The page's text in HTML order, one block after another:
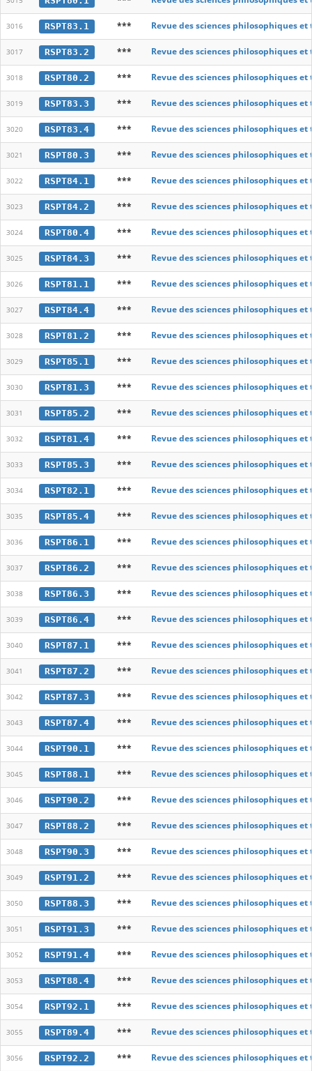
3016 RSPT83.1 *** Revue des sciences philosophiques
3017 RSPT83.2 *** Revue des sciences philosophiques
3018 RSPT80.2 *** Revue des sciences philosophiques
3019 RSPT83.3 *** Revue des sciences philosophiques
3020 RSPT83.4 *** Revue des sciences philosophiques
3021 RSPT80.3 *** Revue des sciences philosophiques
3022 RSPT84.1 *** Revue des sciences philosophiques
3023 RSPT84.2 *** Revue des sciences philosophiques
3024 RSPT80.4 *** Revue des sciences philosophiques
3025 RSPT84.3 *** Revue des sciences philosophiques
3026 RSPT81.1 *** Revue des sciences philosophiques
3027 RSPT84.4 *** Revue des sciences philosophiques
3028 RSPT81.2 *** Revue des sciences philosophiques
3029 RSPT85.1 *** Revue des sciences philosophiques
3030 RSPT81.3 *** Revue des sciences philosophiques
3031 RSPT85.2 *** Revue des sciences philosophiques
3032 RSPT81.4 *** Revue des sciences philosophiques
3033 RSPT85.3 *** Revue des sciences philosophiques
3034 RSPT82.1 *** Revue des sciences philosophiques
3035 RSPT85.4 *** Revue des sciences philosophiques
3036 RSPT86.1 *** Revue des sciences philosophiques
3037 RSPT86.2 *** Revue des sciences philosophiques
3038 RSPT86.3 *** Revue des sciences philosophiques
3039 RSPT86.4 *** Revue des sciences philosophiques
3040 RSPT87.1 *** Revue des sciences philosophiques
3041 RSPT87.2 *** Revue des sciences philosophiques
3042 RSPT87.3 *** Revue des sciences philosophiques
3043 RSPT87.4 *** Revue des sciences philosophiques
3044 RSPT90.1 *** Revue des sciences philosophiques
3045 RSPT88.1 *** Revue des sciences philosophiques
3046 RSPT90.2 *** Revue des sciences philosophiques
3047 RSPT88.2 *** Revue des sciences philosophiques
3048 RSPT90.3 *** Revue des sciences philosophiques
3049 RSPT91.2 *** Revue des sciences philosophiques
3050 RSPT88.3 *** Revue des sciences philosophiques
3051 RSPT91.3 *** Revue des sciences philosophiques
3052 RSPT91.4 *** Revue des sciences philosophiques
3053 RSPT88.4 *** Revue des sciences philosophiques
3054 RSPT92.1 *** Revue des sciences philosophiques
3055 RSPT89.4 *** Revue des sciences philosophiques
3056 RSPT92.2 *** Revue des sciences philosophiques